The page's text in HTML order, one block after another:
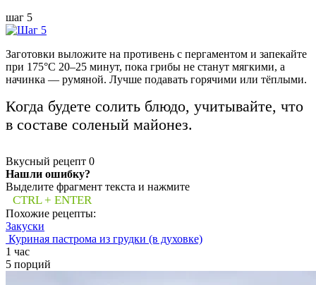
шаг 5
Заготовки выложите на противень с пергаментом и запекайте
при 175°C 20–25 минут, пока грибы не станут мягкими, а
начинка — румяной. Лучше подавать горячими или тёплыми.
Когда будете солить блюдо, учитывайте, что
в составе соленый майонез.
Вкусный рецепт 0
Нашли ошибку?
Выделите фрагмент текста и нажмите
CTRL + ENTER
Похожие рецепты:
Закуски
Куриная пастрома из грудки (в духовке)
1 час
5 порций